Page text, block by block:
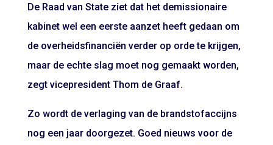
De Raad van State ziet dat het demissionaire
kabinet wel een eerste aanzet heeft gedaan om
de overheidsfinanciën verder op orde te krijgen,
maar de echte slag moet nog gemaakt worden,
zegt vicepresident Thom de Graaf.
Zo wordt de verlaging van de brandstofaccijns
nog een jaar doorgezet. Goed nieuws voor de